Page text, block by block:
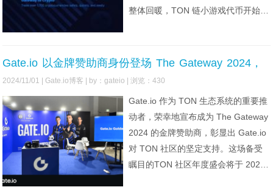
整体回暖，TON 链小游戏代币开始止
制。未来，小游戏应探索更多类型的
仍具有
Gate.io 以金牌赞助商身份登场 The Gateway 2024，
助力 TON 生态迪拜区块链盛典
2024/11/01 |Gate.io博客 | by：gateio | 浏览：430
Gate.io 作为 TON 生态系统的重要推
动者，荣幸地宣布成为 The Gateway
2024 的金牌赞助商，彰显出 Gate.io
对 TON 社区的坚定支持。这场备受
瞩目的TON 社区年度盛会将于 2024